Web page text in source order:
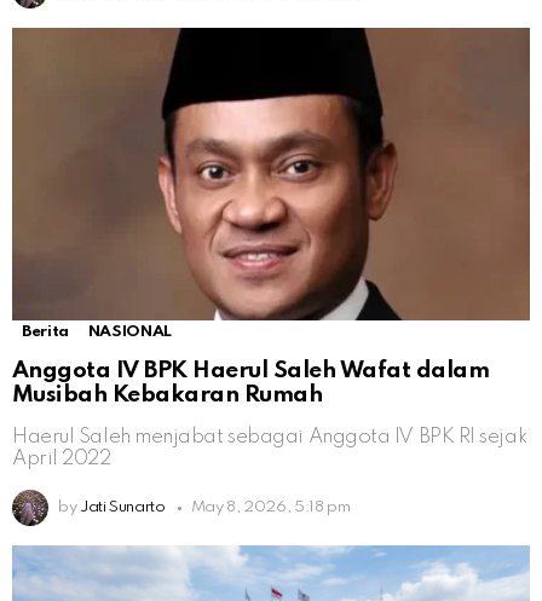
Berita NASIONAL
Anggota IV BPK Haerul Saleh Wafat dalam
Musibah Kebakaran Rumah
Haerul Saleh menjabat sebagai Anggota IV BPK RI sejak
April 2022
by Jati Sunarto May 8, 2026, 5:18 pm